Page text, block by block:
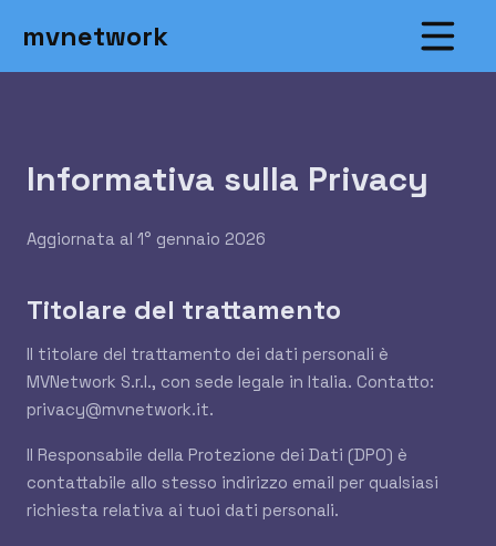
mvnetwork
Informativa sulla Privacy
Aggiornata al 1° gennaio 2026
Titolare del trattamento
Il titolare del trattamento dei dati personali è
MVNetwork S.r.l., con sede legale in Italia. Contatto:
privacy@mvnetwork.it.
Il Responsabile della Protezione dei Dati (DPO) è
contattabile allo stesso indirizzo email per qualsiasi
richiesta relativa ai tuoi dati personali.